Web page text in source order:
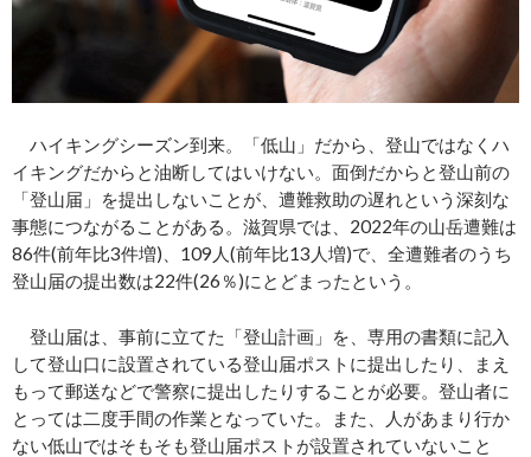
ハイキングシーズン到来。「低山」だから、登山ではなくハ
イキングだからと油断してはいけない。面倒だからと登山前の
「登山届」を提出しないことが、遭難救助の遅れという深刻な
事態につながることがある。滋賀県では、2022年の山岳遭難は
86件(前年比3件増)、109人(前年比13人増)で、全遭難者のうち
登山届の提出数は22件(26％)にとどまったという。
登山届は、事前に立てた「登山計画」を、専用の書類に記入
して登山口に設置されている登山届ポストに提出したり、まえ
もって郵送などで警察に提出したりすることが必要。登山者に
とっては二度手間の作業となっていた。また、人があまり行か
ない低山ではそもそも登山届ポストが設置されていないこと